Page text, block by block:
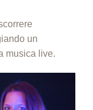
un
musica live.